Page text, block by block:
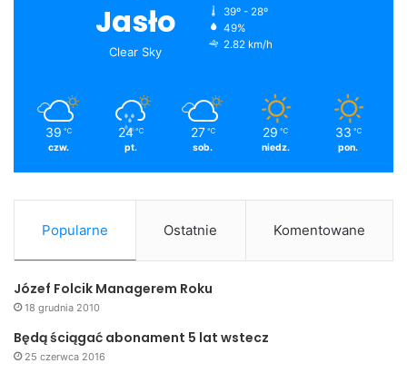
Jasło
Clear Sky
39º - 28º
49%
2.82 km/h
39 ℃
czw.
24 ℃
pt.
27 ℃
sob.
29 ℃
niedz.
33 ℃
pon.
Popularne Ostatnie Komentowane
Józef Folcik Managerem Roku
18 grudnia 2010
Będą ściągać abonament 5 lat wstecz
25 czerwca 2016